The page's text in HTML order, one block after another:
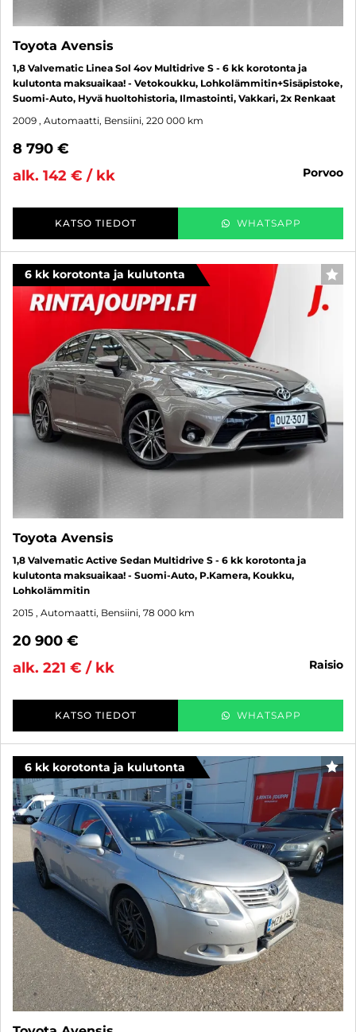
Toyota Avensis
1,8 Valvematic Linea Sol 4ov Multidrive S - 6 kk korotonta ja
kulutonta maksuaikaa! - Vetokoukku, Lohkolämmitin+Sisäpistoke,
Suomi-Auto, Hyvä huoltohistoria, Ilmastointi, Vakkari, 2x Renkaat
2009 , Automaatti, Bensiini, 220 000 km
8 790 €
alk. 142 € / kk
porvoo
KATSO TIEDOT WHATSAPP
6 kk korotonta ja kulutonta
Toyota Avensis
1,8 Valvematic Active Sedan Multidrive S - 6 kk korotonta ja
kulutonta maksuaikaa! - Suomi-Auto, P.Kamera, Koukku,
Lohkolämmitin
2015 , Automaatti, Bensiini, 78 000 km
20 900 €
alk. 221 € / kk
raisio
KATSO TIEDOT WHATSAPP
6 kk korotonta ja kulutonta